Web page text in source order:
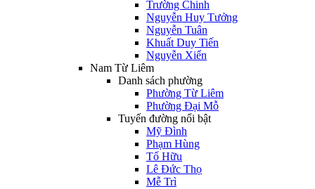
Trường Chinh
Nguyễn Huy Tưởng
Nguyễn Tuân
Khuất Duy Tiến
Nguyễn Xiển
Nam Từ Liêm
Danh sách phường
Phường Từ Liêm
Phường Đại Mỗ
Tuyến đường nổi bật
Mỹ Đình
Phạm Hùng
Tố Hữu
Lê Đức Thọ
Mễ Trì